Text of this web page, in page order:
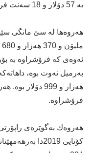
بە 57 دۆلار و 18 سەنت فرۆشراوە.
فرۆشراوە.
هەروەك بەگوێرەی